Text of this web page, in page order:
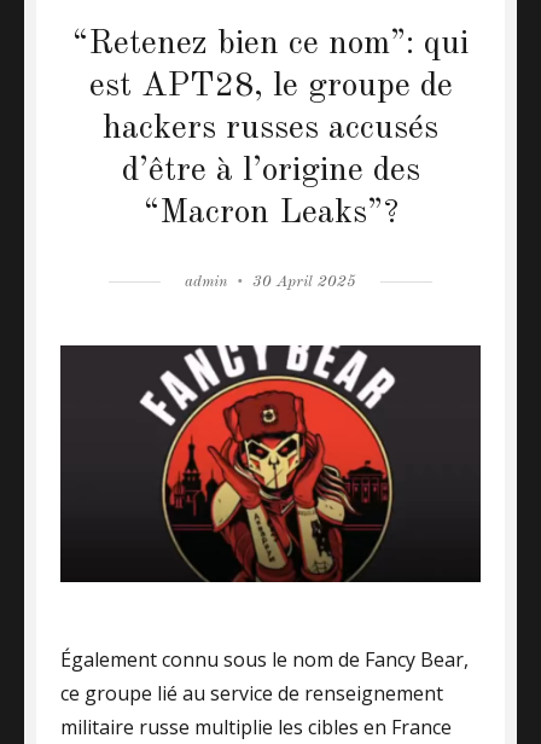
“Retenez bien ce nom”: qui
est APT28, le groupe de
hackers russes accusés
d’être à l’origine des
“Macron Leaks”?
Author
admin
Posted
30 April 2025
Également connu sous le nom de Fancy Bear,
ce groupe lié au service de renseignement
militaire russe multiplie les cibles en France